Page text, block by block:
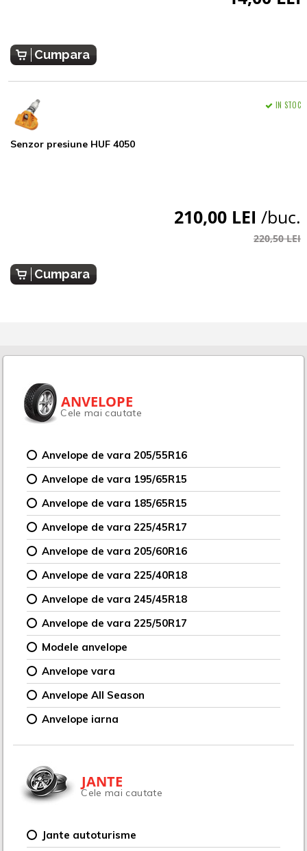
Cumpara
Senzor presiune HUF 4050
IN STOC
210,00 LEI /buc.
220,50 LEI
Cumpara
ANVELOPE
Cele mai cautate
Anvelope de vara 205/55R16
Anvelope de vara 195/65R15
Anvelope de vara 185/65R15
Anvelope de vara 225/45R17
Anvelope de vara 205/60R16
Anvelope de vara 225/40R18
Anvelope de vara 245/45R18
Anvelope de vara 225/50R17
Modele anvelope
Anvelope vara
Anvelope All Season
Anvelope iarna
JANTE
Cele mai cautate
Jante autoturisme